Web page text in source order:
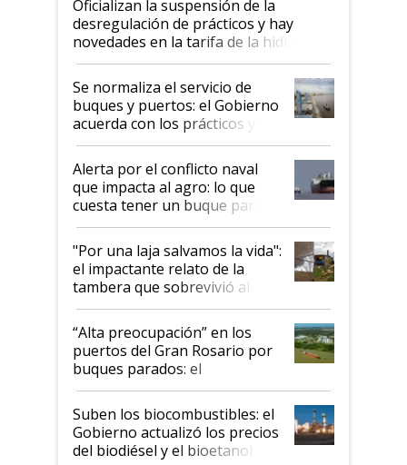
Oficializan la suspensión de la
desregulación de prácticos y hay
novedades en la tarifa de la hidrovía
Se normaliza el servicio de
buques y puertos: el Gobierno
acuerda con los prácticos y
suspende el decreto de
desregulación
Alerta por el conflicto naval
que impacta al agro: lo que
cuesta tener un buque parado
y el peligro de que Argentina
pase a ser "país sucio"
"Por una laja salvamos la vida":
el impactante relato de la
tambera que sobrevivió al
tornado
“Alta preocupación” en los
puertos del Gran Rosario por
buques parados: el
funcionamiento de las
exportadoras en tensión tras
la medida de fuerza de los
prácticos
Suben los biocombustibles: el
Gobierno actualizó los precios
del biodiésel y el bioetanol